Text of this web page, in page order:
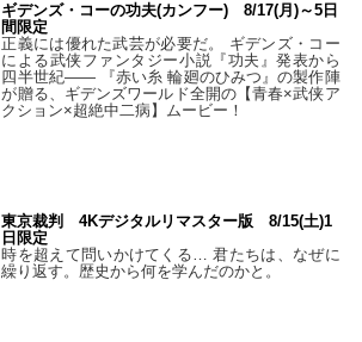
ギデンズ・コーの功夫(カンフー) 8/17(月)～5日
間限定
正義には優れた武芸が必要だ。 ギデンズ・コー
による武侠ファンタジー小説『功夫』発表から
四半世紀―― 『赤い糸 輪廻のひみつ』の製作陣
が贈る、ギデンズワールド全開の【青春×武侠ア
クション×超絶中二病】ムービー！
東京裁判 4Kデジタルリマスター版 8/15(土)1
日限定
時を超えて問いかけてくる… 君たちは、なぜに
繰り返す。歴史から何を学んだのかと。